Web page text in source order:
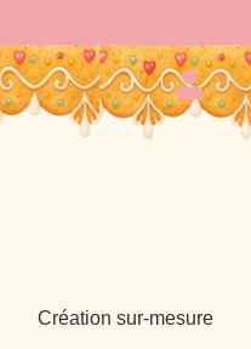
Création sur-mesure